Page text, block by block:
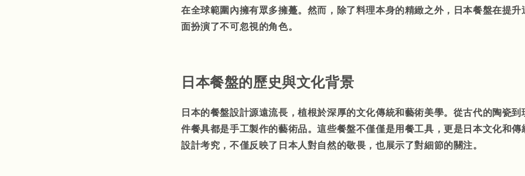
在全球範圍內擁有眾多擁躉。然而，除了料理本身的精緻之外，日本餐盤在提
面扮演了不可忽視的角色。
日本餐盤的歷史與文化背景
日本的餐盤設計源遠流長，植根於深厚的文化傳統和藝術美學。從古代的陶瓷
件餐具都是手工製作的藝術品。這些餐盤不僅僅是用餐工具，更是日本文化和
設計考究，不僅反映了日本人對自然的敬畏，也展示了對細節的關注。